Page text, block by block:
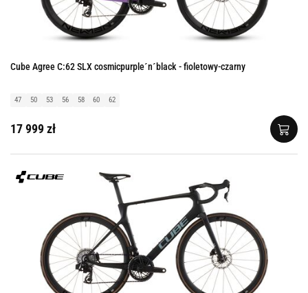
Cube Agree C:62 SLX cosmicpurple´n´black - fioletowy-czarny
47 50 53 56 58 60 62
17 999 zł